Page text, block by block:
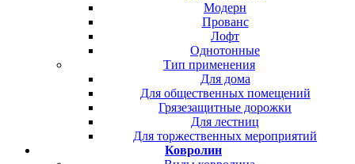
Модерн
Прованс
Лофт
Однотонные
Тип применения
Для дома
Для общественных помещений
Грязезащитные дорожки
Для лестниц
Для торжественных мероприятий
Ковролин